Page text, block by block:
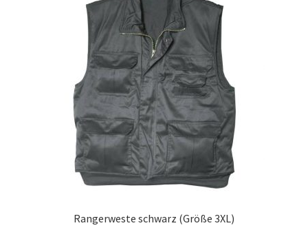
Rangerweste schwarz (Größe 3XL)